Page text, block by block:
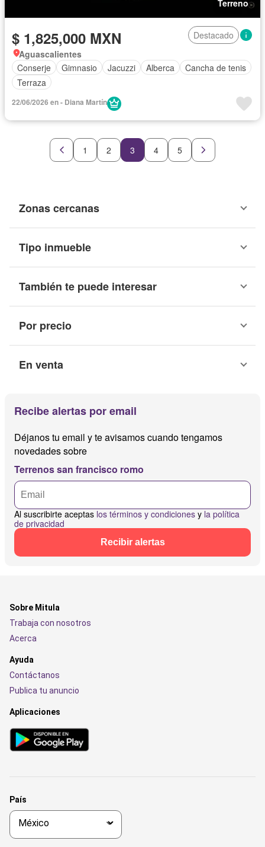
Terreno
$ 1,825,000 MXN
Destacado
Aguascalientes
Conserje
Gimnasio Jacuzzi Alberca
Cancha de tenis
Terraza
22/06/2026 en - Diana Martín
1 2 3 4 5
Zonas cercanas
Tipo inmueble
También te puede interesar
Por precio
En venta
Recibe alertas por email
Déjanos tu email y te avisamos cuando tengamos
novedades sobre
Terrenos san francisco romo
Al suscribirte aceptas los términos y condiciones y la política
de privacidad
Recibir alertas
Sobre Mitula
Trabaja con nosotros
Acerca
Ayuda
Contáctanos
Publica tu anuncio
Aplicaciones
País